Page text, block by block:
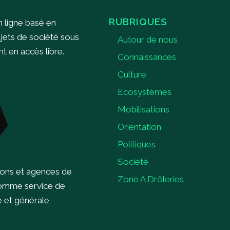
ligne basé en
de société sous
en accès libre.
et agences de
service de
et générale
RUBRIQUES
Autour de nous
Connaissances
Culture
Ecosystèmes
Mobilisations
Orientation
Politiques
Société
Zone A Drôleries